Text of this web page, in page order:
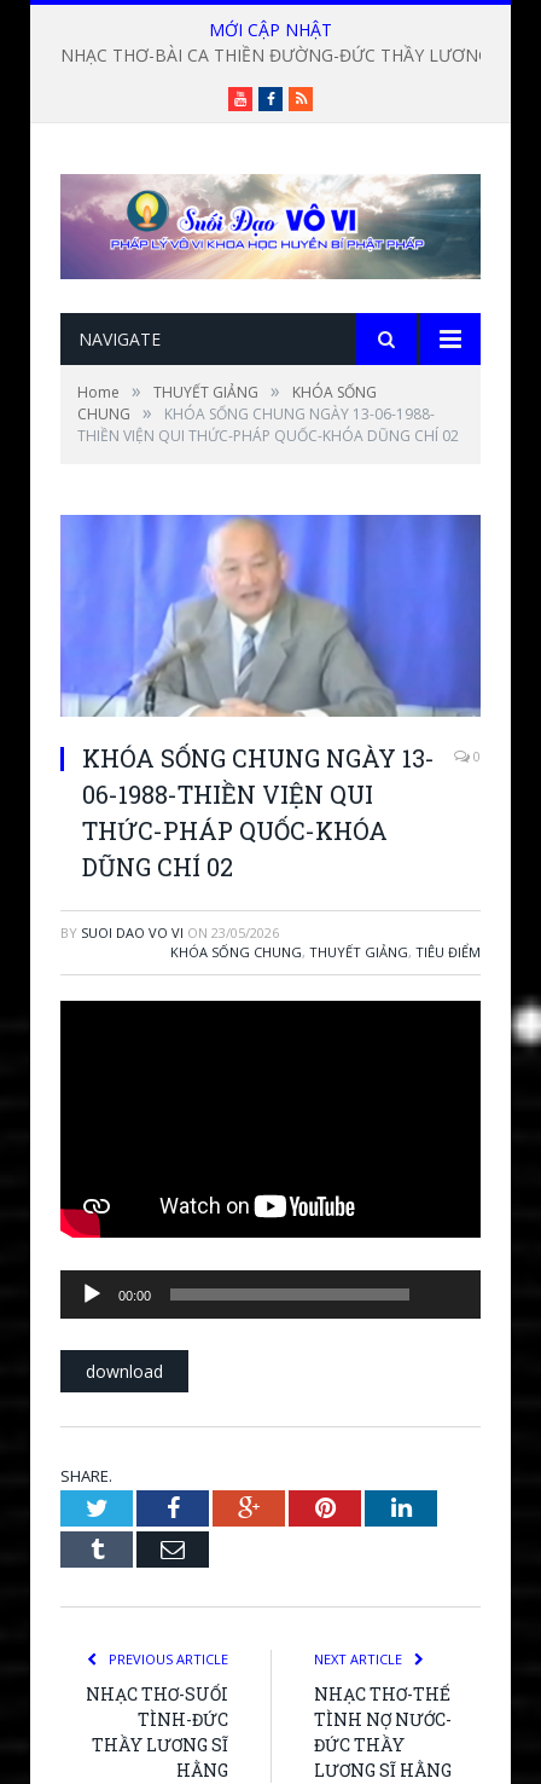
MỚI CẬP NHẬT
YoutubeFacebook
RSS
NAVIGATE
Home » THUYẾT GIẢNG »
KHÓA SỐNG
CHUNG
»
KHÓA SỐNG CHUNG NGÀY 13-06-1988-
THIỀN VIỆN QUI THỨC-PHÁP QUỐC-KHÓA DŨNG CHÍ 02
KHÓA SỐNG CHUNG NGÀY 13-
06-1988-THIỀN VIỆN QUI
THỨC-PHÁP QUỐC-KHÓA
DŨNG CHÍ 02
0
BY SUOI DAO VO VI ON 23/05/2026
KHÓA SỐNG CHUNG, THUYẾT GIẢNG, TIÊU ĐIỂM
Audio
Player
00:00
download
SHARE.
TwitterFacebookGoogle+PinterestLinkedIn
Tumblr Email
PREVIOUS ARTICLE
NHẠC THƠ-SUỐI
TÌNH-ĐỨC
THẦY LƯƠNG SĨ
HẰNG
NEXT ARTICLE
NHẠC THƠ-THẾ
TÌNH NỢ NƯỚC-
ĐỨC THẦY
LƯƠNG SĨ HẰNG